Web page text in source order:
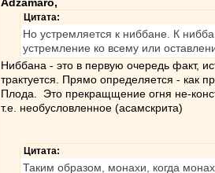
Цитата:
Но устремляется к ниббане. К
устремление ко всему или
Ниббана - это в первую очередь факт,
трактуется. Прямо определяется - как
Плода. Это прекращщение огня не-
т.е. необусловленное (асамскрита)
Цитата:
Таким образом, монахи, когда